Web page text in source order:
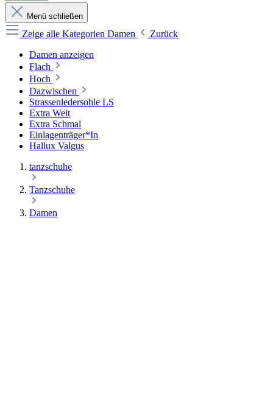
Menü schließen
Zeige alle Kategorien Damen
Zurück
Damen anzeigen
Flach
Hoch
Dazwischen
Strassenledersohle LS
Extra Weit
Extra Schmal
Einlagenträger*In
Hallux Valgus
tanzschuhe
Tanzschuhe
Damen